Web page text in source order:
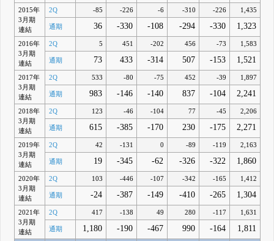
2015年
3月期
連結
2Q -85 -226 -6 -310 -226 1,435
通期 36 -330 -108 -294 -330 1,323
2016年
3月期
連結
2Q 5 451 -202 456 -73 1,583
通期 73 433 -314 507 -153 1,521
2017年
3月期
連結
2Q 533 -80 -75 452 -39 1,897
通期 983 -146 -140 837 -104 2,241
2018年
3月期
連結
2Q 123 -46 -104 77 -45 2,206
通期 615 -385 -170 230 -175 2,271
2019年
3月期
連結
2Q 42 -131 0 -89 -119 2,163
通期 19 -345 -62 -326 -322 1,860
2020年
3月期
連結
2Q 103 -446 -107 -342 -165 1,412
通期 -24 -387 -149 -410 -265 1,304
2021年
3月期
連結
2Q 417 -138 49 280 -117 1,631
通期 1,180 -190 -467 990 -164 1,811